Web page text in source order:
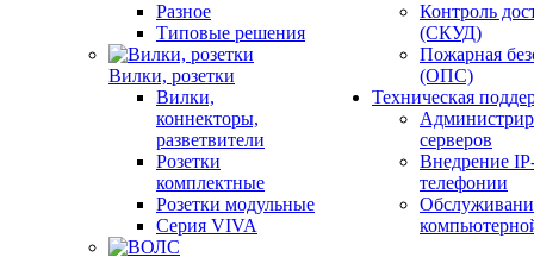
Разное
Типовые решения
Вилки, розетки
Вилки,
коннекторы,
разветвители
Розетки
комплектные
Розетки модульные
Серия VIVA
Контроль
(СКУД)
Пожарная
(ОПС)
Техническая
серверов
Внедрение
телефонии